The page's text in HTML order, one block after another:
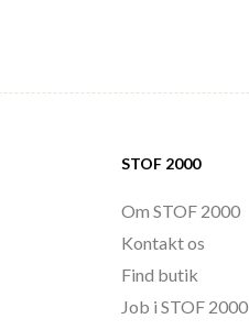
STOF 2000
Om STOF 2000
Kontakt os
Find butik
Job i STOF 2000